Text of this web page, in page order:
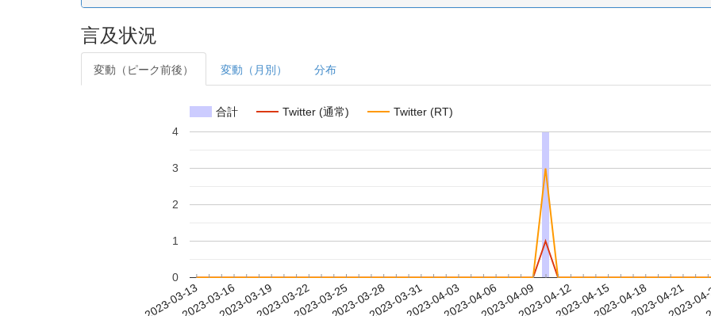
言及状況
変動（ピーク前後） 変動（月別） 分布
合計 Twitter (通常) Twitter (RT)
2023-03-132023-03-162023-03-192023-03-222023-03-252023-03-282023-03-312023-04-032023-04-062023-04-092023-04-122023-04-152023-04-182023-04-21
2023-
0
1
2
3
4